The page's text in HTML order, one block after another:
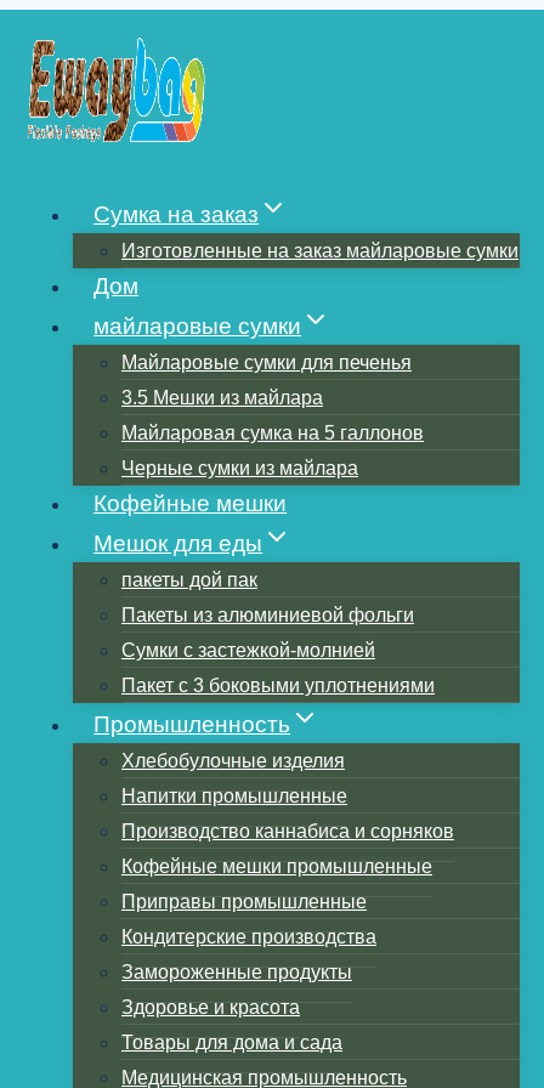
содержимому
Сумка на заказ
Изготовленные на заказ майларовые сумки
Дом
майларовые сумки
Майларовые сумки для печенья
3.5 Мешки из майлара
Майларовая сумка на 5 галлонов
Черные сумки из майлара
Кофейные мешки
Мешок для еды
пакеты дой пак
Пакеты из алюминиевой фольги
Сумки с застежкой-молнией
Пакет с 3 боковыми уплотнениями
Промышленность
Хлебобулочные изделия
Напитки промышленные
Производство каннабиса и сорняков
Кофейные мешки промышленные
Приправы промышленные
Кондитерские производства
Замороженные продукты
Здоровье и красота
Товары для дома и сада
Медицинская промышленность
МАЙЛАРОВЫЕ ПАКЕТЫ
Оглавление
Подготовительные работы для
хранения продуктов питания в
майларовых мешках:
Этапы хранения продуктов в
майларовых пакетах
Шаг 1: Подготовьте еду
Шаг 2: Установка майларового мешка
1. Запечатывание термосваркой
2. Запечатывание бытовым утюгом